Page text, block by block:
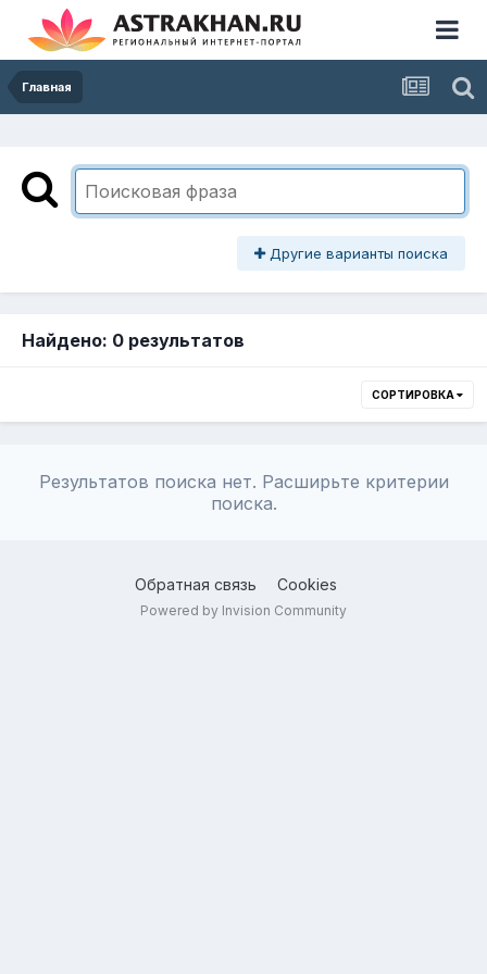
Главная
Другие варианты поиска
Найдено: 0 результатов
СОРТИРОВКА
Результатов поиска нет. Расширьте критерии
поиска.
Обратная связь Cookies
Powered by Invision Community